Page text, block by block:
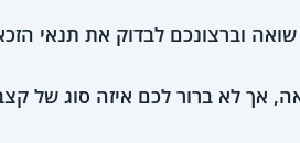
וברצונכם לבדוק את תנאי
אך לא ברור לכם איזה סוג של